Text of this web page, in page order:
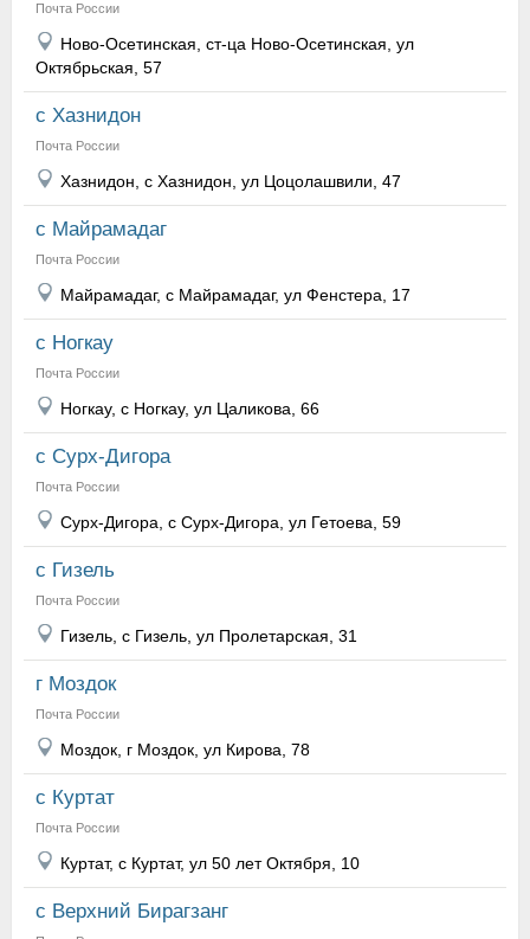
Почта России
Ново-Осетинская, ст-ца Ново-Осетинская, ул
Октябрьская, 57
с Хазнидон
Почта России
Хазнидон, с Хазнидон, ул Цоцолашвили, 47
с Майрамадаг
Почта России
Майрамадаг, с Майрамадаг, ул Фенстера, 17
с Ногкау
Почта России
Ногкау, с Ногкау, ул Цаликова, 66
с Сурх-Дигора
Почта России
Сурх-Дигора, с Сурх-Дигора, ул Гетоева, 59
с Гизель
Почта России
Гизель, с Гизель, ул Пролетарская, 31
г Моздок
Почта России
Моздок, г Моздок, ул Кирова, 78
с Куртат
Почта России
Куртат, с Куртат, ул 50 лет Октября, 10
с Верхний Бирагзанг